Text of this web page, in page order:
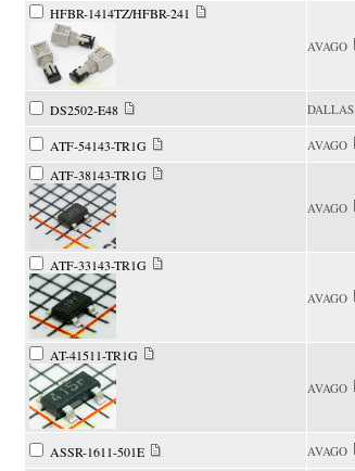
HFBR-1414TZ/HFBR-241
AVAGO
DS2502-E48 DALLAS
ATF-54143-TR1G AVAGO
ATF-38143-TR1G
AVAGO
ATF-33143-TR1G
AVAGO
AT-41511-TR1G
AVAGO
ASSR-1611-501E AVAGO